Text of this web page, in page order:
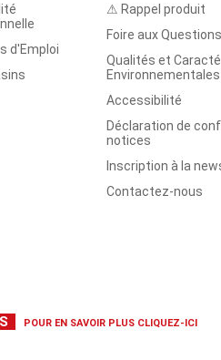
d'Emploi
⚠ Rappel produit
Foire aux
Qualités et
Environnementales
Accessibilité
Déclaration de
notices
Inscription à la
Contactez-nous
POUR EN SAVOIR PLUS CLIQUEZ-ICI